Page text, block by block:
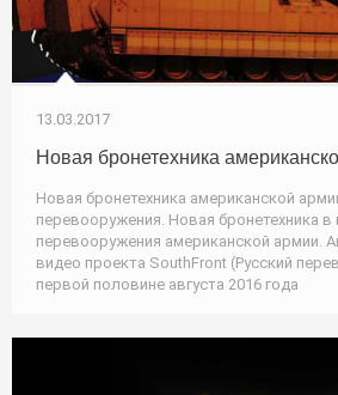
13.03.2017
Новая бронетехника
Новая бронетехника американской
перевооружения. Новая бронетехника
перевооружения американской армии.
видео проекта SouthFront (Русский
первой половине августа 2016 года